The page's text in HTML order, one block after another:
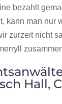
bezahlt
kann man nur
zurzeit nicht
Hall,